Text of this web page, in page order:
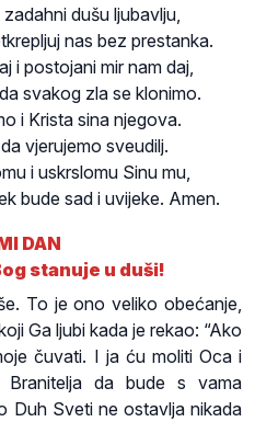
dušu ljubavlju,
nas bez prestanka.
i postojani mir nam daj,
svakog zla se klonimo.
i Krista sina njegova.
vjerujemo sveudilj.
i uskrslomu Sinu mu,
bude sad i uvijeke. Amen.
DAN
stanuje u duši!
To je ono veliko obećanje,
Ga ljubi kada je rekao: “Ako
čuvati. I ja ću moliti Oca i
da bude s vama
Duh Sveti ne ostavlja nikada